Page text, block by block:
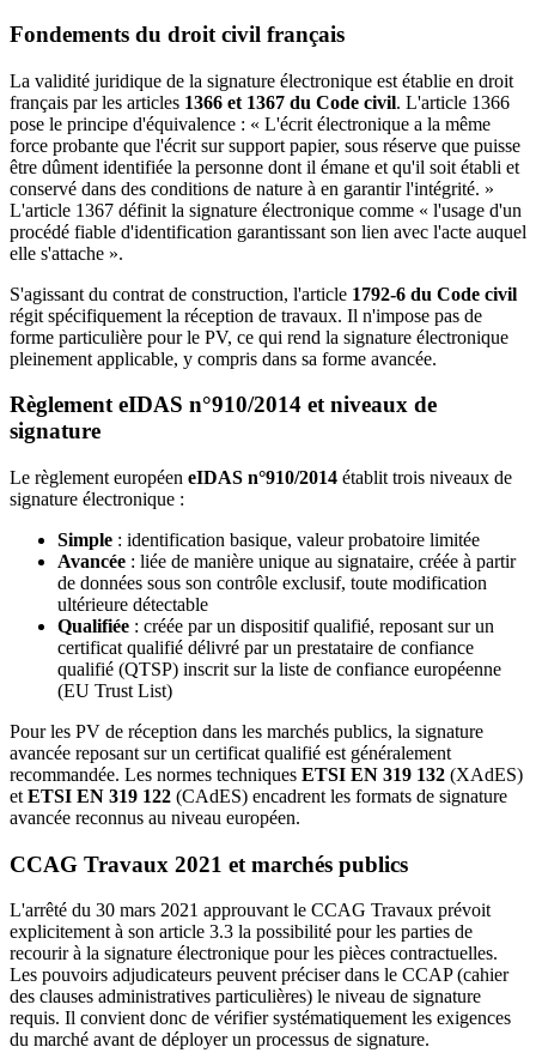
Fondements du droit civil français
La validité juridique de la signature électronique est établie en droit
français par les articles 1366 et 1367 du Code civil. L'article 1366
pose le principe d'équivalence : « L'écrit électronique a la même
force probante que l'écrit sur support papier, sous réserve que puisse
être dûment identifiée la personne dont il émane et qu'il soit établi et
conservé dans des conditions de nature à en garantir l'intégrité. »
L'article 1367 définit la signature électronique comme « l'usage d'un
procédé fiable d'identification garantissant son lien avec l'acte auquel
elle s'attache ».
S'agissant du contrat de construction, l'article 1792-6 du Code civil
régit spécifiquement la réception de travaux. Il n'impose pas de
forme particulière pour le PV, ce qui rend la signature électronique
pleinement applicable, y compris dans sa forme avancée.
Règlement eIDAS n°910/2014 et niveaux de
signature
Le règlement européen eIDAS n°910/2014 établit trois niveaux de
signature électronique :
Simple : identification basique, valeur probatoire limitée
Avancée : liée de manière unique au signataire, créée à partir
de données sous son contrôle exclusif, toute modification
ultérieure détectable
Qualifiée : créée par un dispositif qualifié, reposant sur un
certificat qualifié délivré par un prestataire de confiance
qualifié (QTSP) inscrit sur la liste de confiance européenne
(EU Trust List)
Pour les PV de réception dans les marchés publics, la signature
avancée reposant sur un certificat qualifié est généralement
recommandée. Les normes techniques ETSI EN 319 132 (XAdES)
et ETSI EN 319 122 (CAdES) encadrent les formats de signature
avancée reconnus au niveau européen.
CCAG Travaux 2021 et marchés publics
L'arrêté du 30 mars 2021 approuvant le CCAG Travaux prévoit
explicitement à son article 3.3 la possibilité pour les parties de
recourir à la signature électronique pour les pièces contractuelles.
Les pouvoirs adjudicateurs peuvent préciser dans le CCAP (cahier
des clauses administratives particulières) le niveau de signature
requis. Il convient donc de vérifier systématiquement les exigences
du marché avant de déployer un processus de signature.